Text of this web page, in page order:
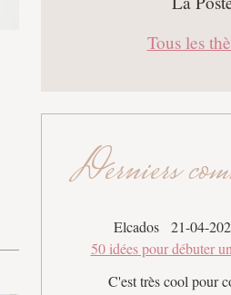
Tous les
Derniers
Elcados 21-04-
50 idées pour débuter
C'est très cool pour